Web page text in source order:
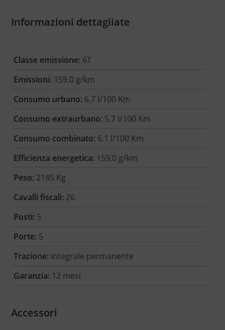
Informazioni dettagliate
Classe emissione: 6T
Emissioni: 159.0 g/km
Consumo urbano: 6.7 l/100 Km
Consumo extraurbano: 5.7 l/100 Km
Consumo combinato: 6.1 l/100 Km
Efficienza energetica: 159.0 g/km
Peso: 2185 Kg
Cavalli fiscali: 26
Posti: 5
Porte: 5
Trazione: integrale permanente
Garanzia: 12 mesi
Accessori